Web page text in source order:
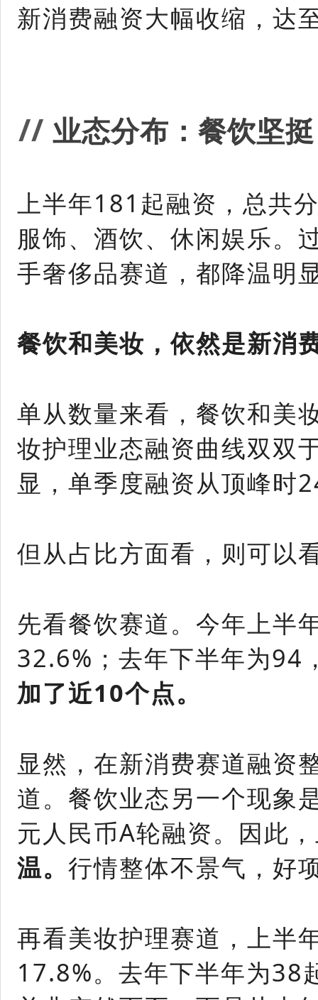
新消费融资大幅收缩，达
// 业态分布：餐饮坚
上半年181起融资，总共
服饰、酒饮、休闲娱乐。
手奢侈品赛道，都降温明
餐饮和美妆，依然是新消
单从数量来看，餐饮和美
妆护理业态融资曲线双双
显，单季度融资从顶峰时
但从占比方面看，则可以
先看餐饮赛道。今年上半
32.6%；去年下半年为94
加了近10个点。
显然，在新消费赛道融资
道。餐饮业态另一个现象
元人民币A轮融资。因此
温。 行情整体不景气，好
再看美妆护理赛道，上半
17.8%。去年下半年为38